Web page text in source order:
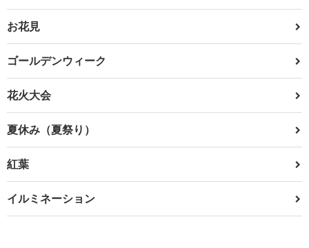
お花見
ゴールデンウィーク
花火大会
夏休み（夏祭り）
紅葉
イルミネーション